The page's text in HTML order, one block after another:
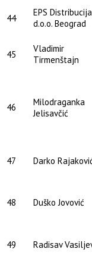
44
EPS Distribucija
d.o.o. Beograd
45
Vladimir
Tirmenštajn
46
Milodraganka
Jelisavčić
47 Darko
48 Duško Jovović
49 Radisav